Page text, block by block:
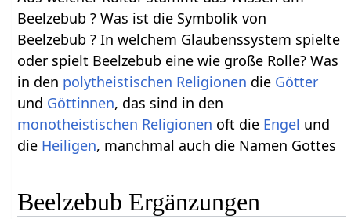
Beelzebub ? Was ist die Symbolik von
Beelzebub ? In welchem Glaubenssystem spielte
oder spielt Beelzebub eine wie große Rolle? Was
in den polytheistischen Religionen die Götter
und Göttinnen, das sind in den
monotheistischen Religionen oft die Engel und
die Heiligen, manchmal auch die Namen Gottes
Beelzebub Ergänzungen